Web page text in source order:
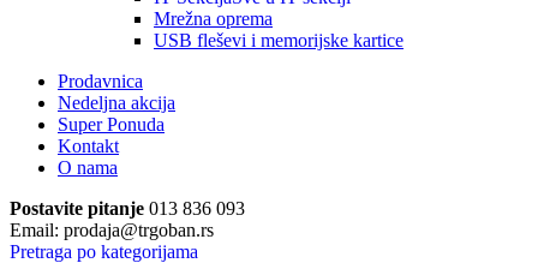
Mrežna oprema
USB fleševi i memorijske kartice
Prodavnica
Nedeljna akcija
Super Ponuda
Kontakt
O nama
Postavite pitanje 013 836 093
Email: prodaja@trgoban.rs
Pretraga po kategorijama